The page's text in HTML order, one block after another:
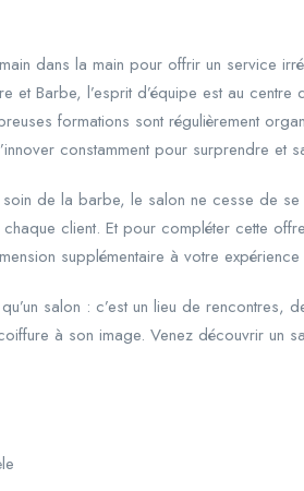
dans la main pour offrir un service
et Barbe, l’esprit d’équipe est au
formations sont régulièrement
constamment pour surprendre et
de la barbe, le salon ne cesse de
client. Et pour compléter cette
supplémentaire à votre expérience
salon : c’est un lieu de rencontres,
à son image. Venez découvrir un